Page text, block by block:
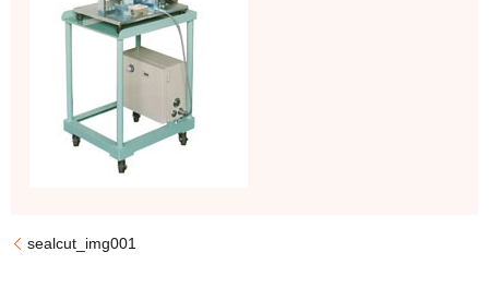
sealcut_img001